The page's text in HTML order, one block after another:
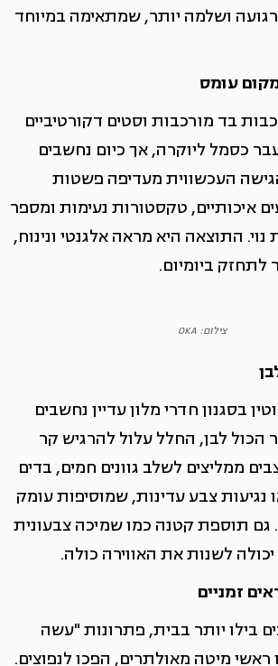
ושלמה יותר, שמתאימה במיוחד
עומס
בד מורכבות וסטים דקורטיביים
כסמל ליוקרה, אך כיום נחשבים
העכשווית מעדיפה פשטות
איכותיים, טקסטורות נעימות ומספר
התוצאה היא מראה אלגנטי ונינוח,
לתחזק ביומיום.
צילום: OKA
בסגנון חדרי מלון עדיין נחשבים
הכול לבן, החלל עלול להרגיש קר
ממליצים לשלב גוונים חמים, בדים
נגיעות צבע עדינות, שמוסיפות עומק
תוספת קטנה כמו שמיכה צבעונית
לשנות את האווירה כולה.
בילו יותר בבית, פתרונות "עשה
מיטה מאולתרים, הפכו לנפוצים.